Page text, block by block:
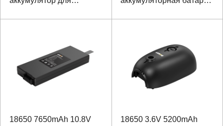
18650 7650mAh 10.8V
18650 3.6V 5200mAh